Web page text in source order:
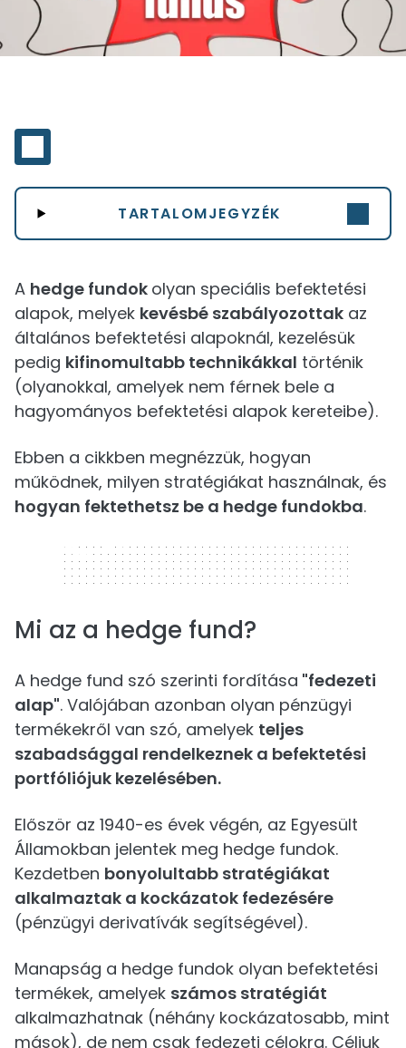
TARTALOMJEGYZÉK
A hedge fundok olyan speciális befektetési
alapok, melyek kevésbé szabályozottak az
általános befektetési alapoknál, kezelésük
pedig kifinomultabb technikákkal történik
(olyanokkal, amelyek nem férnek bele a
hagyományos befektetési alapok kereteibe).
Ebben a cikkben megnézzük, hogyan
működnek, milyen stratégiákat használnak, és
hogyan fektethetsz be a hedge fundokba.
320 x 50
Mi az a hedge fund?
A hedge fund szó szerinti fordítása "fedezeti
alap". Valójában azonban olyan pénzügyi
termékekről van szó, amelyek teljes
szabadsággal rendelkeznek a befektetési
portfóliójuk kezelésében.
Először az 1940-es évek végén, az Egyesült
Államokban jelentek meg hedge fundok.
Kezdetben bonyolultabb stratégiákat
alkalmaztak a kockázatok fedezésére
(pénzügyi derivatívák segítségével).
Manapság a hedge fundok olyan befektetési
termékek, amelyek számos stratégiát
alkalmazhatnak (néhány kockázatosabb, mint
mások), de nem csak fedezeti célokra. Céljuk